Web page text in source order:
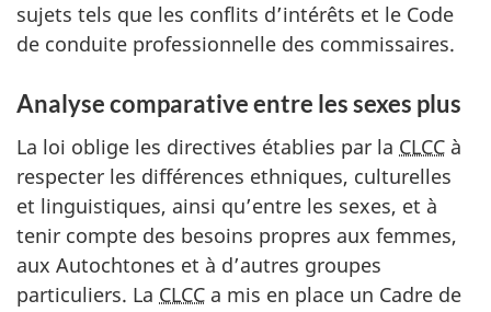
sujets tels que les conflits d’intérêts et le Code
de conduite professionnelle des commissaires.
Analyse comparative entre les sexes plus
La loi oblige les directives établies par la CLCC à
respecter les différences ethniques, culturelles
et linguistiques, ainsi qu’entre les sexes, et à
tenir compte des besoins propres aux femmes,
aux Autochtones et à d’autres groupes
particuliers. La CLCC a mis en place un Cadre de